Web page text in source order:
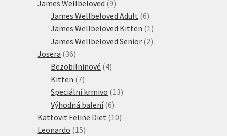
produktů
James Wellbeloved 99
produktů
James Wellbeloved Adult 66
produktů
James Wellbeloved Kitten 1 1
produkt
James Wellbeloved Senior 22
Josera 3636
produktů
Bezobilninové 44
Kitten 77
produktů
Speciální krmivo 1313
Výhodná balení 66
produktů
Kattovit Feline Diet 1010
Leonardo 1515